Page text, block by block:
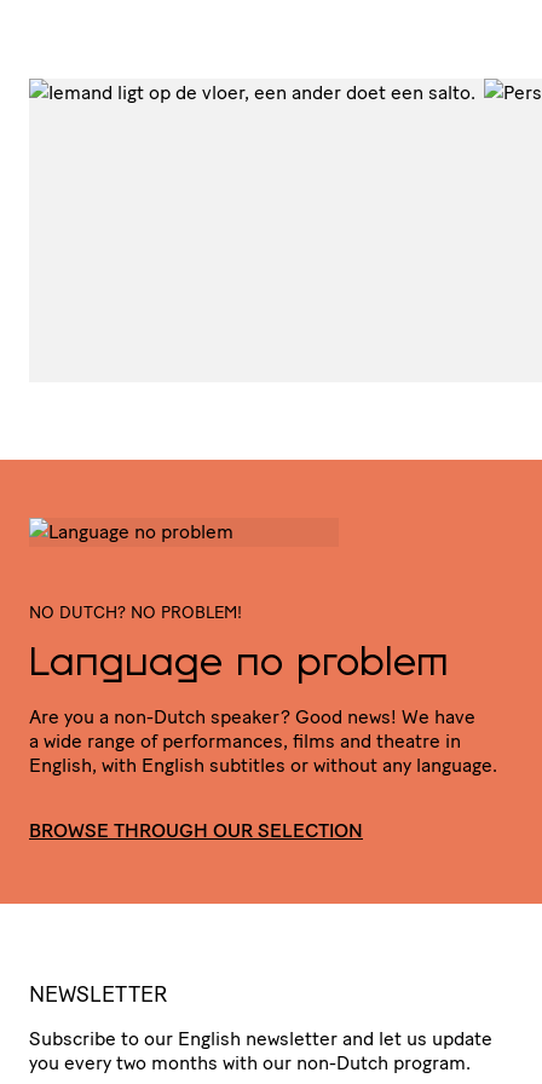
NO DUTCH? NO PROBLEM!
Language no problem
Are you a non-Dutch speaker? Good news! We have
a wide range of perfor­mances, films and theatre in
English, with English subtitles or without any language.
BROWSE THROUGH OUR SELECTION
NEWSLETTER
Subscribe to our English newsletter and let us update
you every two months with our non-Dutch program.